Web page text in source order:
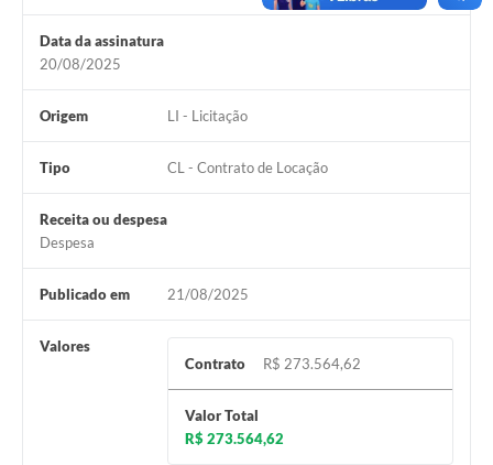
Data da assinatura
20/08/2025
Origem LI - Licitação
Tipo CL - Contrato de Locação
Receita ou despesa
Despesa
Publicado em 21/08/2025
Valores
Contrato
R$ 273.564,62
Valor Total
R$ 273.564,62